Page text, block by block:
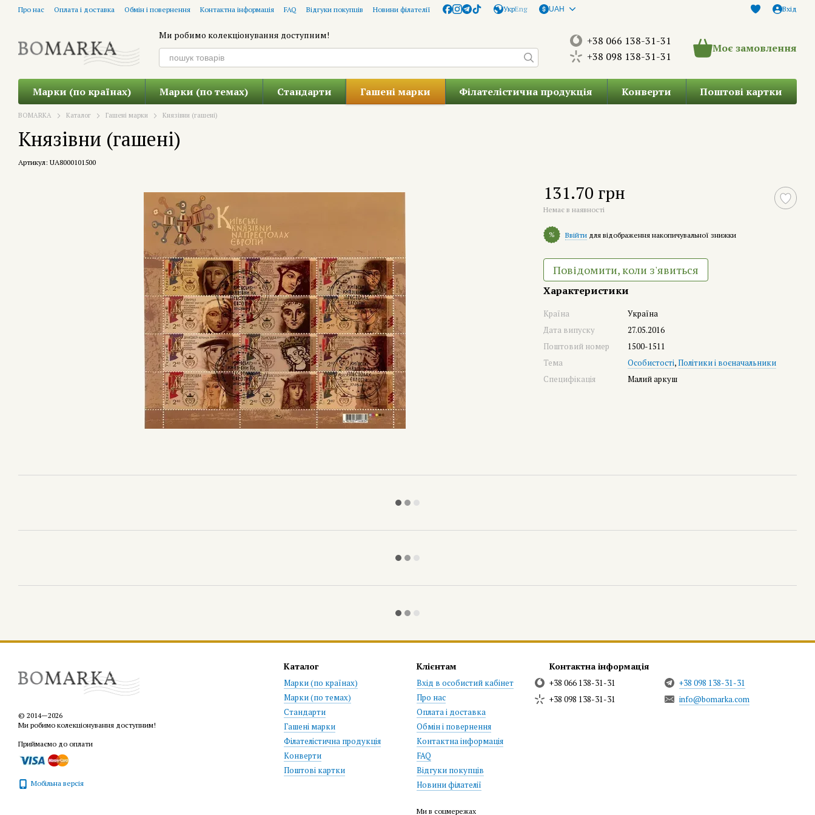
Перейти до основного контенту
Про нас Оплата і доставка Обмін і повернення Контактна інформація FAQ Відгуки покупців Новини філателії УкрEng UAH Вхід
Ми робимо колекціонування доступним!
+38 066 138-31-31
+38 098 138-31-31
Моє замовлення
Марки (по країнах) Марки (по темах) Стандарти Гашені марки Філателістична продукція Конверти Поштові картки
BOMARKA Каталог Гашені марки Князівни (гашені)
Князівни (гашені)
Артикул: UA8000101500
131.70 грн
Немає в наявності
% Ввійти для відображення накопичувальної знижки
Повідомити, коли з'явиться
Характеристики
Країна
Україна
Дата випуску
27.05.2016
Поштовий номер
1500-1511
Тема
Особистості,Політики і воєначальники
Специфікація
Малий аркуш
© 2014—2026
Ми робимо колекціонування доступним!
Приймаємо до оплати
Мобільна версія
Каталог
Марки (по країнах)
Марки (по темах)
Стандарти
Гашені марки
Філателістична продукція
Конверти
Поштові картки
Клієнтам
Вхід в особистий кабінет
Про нас
Оплата і доставка
Обмін і повернення
Контактна інформація
FAQ
Відгуки покупців
Новини філателії
Ми в соцмережах
Контактна інформація
+38 066 138-31-31
+38 098 138-31-31
+38 098 138-31-31
info@bomarka.com